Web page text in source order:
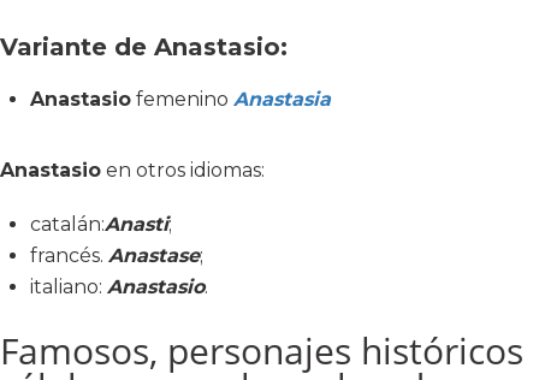
Variante de Anastasio:
Anastasio femenino Anastasia
Anastasio en otros idiomas:
catalán:Anasti;
francés. Anastase;
italiano: Anastasio.
Famosos, personajes históricos